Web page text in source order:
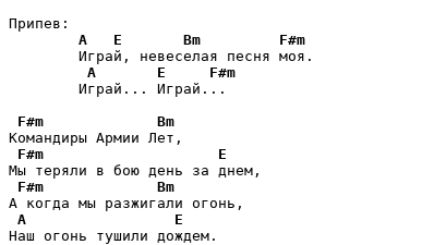
Припев:
A
E Bm
F#m
        Играй, невеселая песня моя.
A
E
F#m
        Играй... Играй...
F#m
Bm
Командиры Армии Лет,
F#m
E
Мы теряли в бою день за днем,
F#m
Bm
А когда мы разжигали огонь,
A
E
Наш огонь тушили дождем.